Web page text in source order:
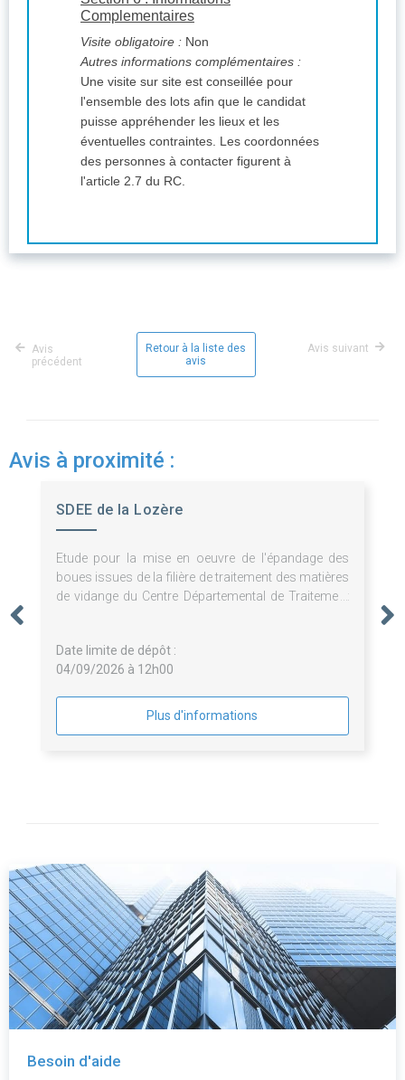
Complementaires
Visite obligatoire : Non
Autres informations complémentaires :
Une visite sur site est conseillée pour
l'ensemble des lots afin que le candidat
puisse appréhender les lieux et les
éventuelles contraintes. Les coordonnées
des personnes à contacter figurent à
l'article 2.7 du RC.
Avis
précédent
Retour à la liste des
avis
Avis suivant
Avis à proximité :
SDEE de la Lozère
Etude pour la mise en oeuvre de l'épandage des
boues issues de la filière de traitement des matières
de vidange du Centre Départemental de Traitement
Date limite de dépôt :
04/09/2026 à 12h00
Plus d'informations
Besoin d'aide